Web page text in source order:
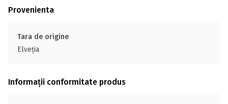
Provenienta
Tara de origine
Elveţia
Informații conformitate produs